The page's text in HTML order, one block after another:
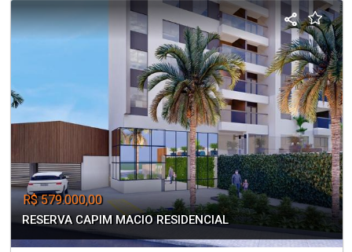
R$ 579.000,00
RESERVA CAPIM MACIO RESIDENCIAL